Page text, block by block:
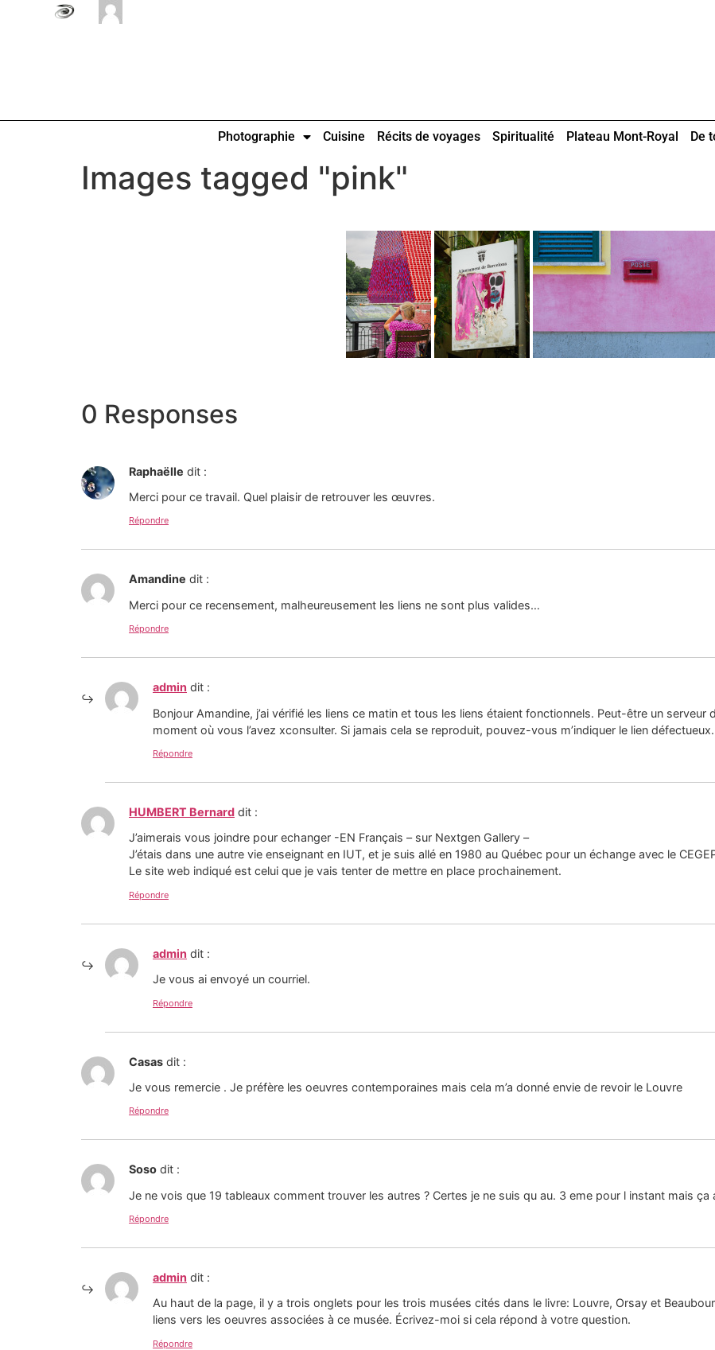
Photographie Cuisine Récits de voyages Spiritualité Plateau Mont-Royal De
Images tagged "pink"
0 Responses
Raphaëlle dit :
Merci pour ce travail. Quel plaisir de retrouver les œuvres.
Répondre
Amandine dit :
Merci pour ce recensement, malheureusement les liens ne sont plus valides…
Répondre
admin dit :
Bonjour Amandine, j’ai vérifié les liens ce matin et tous les liens étaient fonctionnels. Peut-être un serveur
moment où vous l’avez xconsulter. Si jamais cela se reproduit, pouvez-vous m’indiquer le lien défectueux.
Répondre
HUMBERT Bernard dit :
J’aimerais vous joindre pour echanger -EN Français – sur Nextgen Gallery –
J’étais dans une autre vie enseignant en IUT, et je suis allé en 1980 au Québec pour un échange avec le
Le site web indiqué est celui que je vais tenter de mettre en place prochainement.
Répondre
admin dit :
Je vous ai envoyé un courriel.
Répondre
Casas dit :
Je vous remercie . Je préfère les oeuvres contemporaines mais cela m’a donné envie de revoir le Louvre
Répondre
Soso dit :
Je ne vois que 19 tableaux comment trouver les autres ? Certes je ne suis qu au. 3 eme pour l instant mais
Répondre
admin dit :
Au haut de la page, il y a trois onglets pour les trois musées cités dans le livre: Louvre, Orsay et
liens vers les oeuvres associées à ce musée. Écrivez-moi si cela répond à votre question.
Répondre